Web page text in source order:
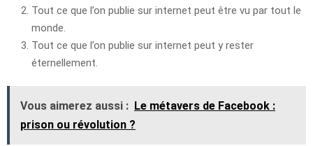
Tout ce que l’on publie sur internet peut être vu par tout le
monde.
Tout ce que l’on publie sur internet peut y rester
éternellement.
Vous aimerez aussi : Le métavers de Facebook :
prison ou révolution ?